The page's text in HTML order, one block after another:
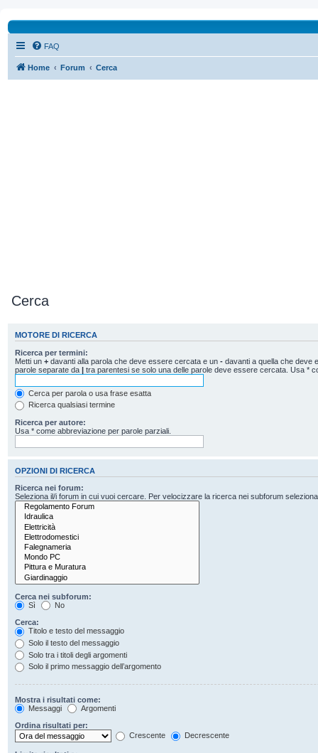
FAQ
Home Forum Cerca
Cerca
MOTORE DI RICERCA
Ricerca per termini:
Metti un + davanti alla parola che deve essere cercata e un - davanti a quella che deve
parole separate da | tra parentesi se solo una delle parole deve essere cercata. Usa *
Cerca per parola o usa frase esatta
Ricerca qualsiasi termine
Ricerca per autore:
Usa * come abbreviazione per parole parziali.
OPZIONI DI RICERCA
Ricerca nei forum:
Seleziona il/i forum in cui vuoi cercare. Per velocizzare la ricerca nei subforum
Cerca nei subforum:
Sì
No
Cerca:
Titolo e testo del messaggio
Solo il testo del messaggio
Solo tra i titoli degli argomenti
Solo il primo messaggio dell’argomento
Mostra i risultati come:
Messaggi
Argomenti
Ordina risultati per:
Crescente
Decrescente